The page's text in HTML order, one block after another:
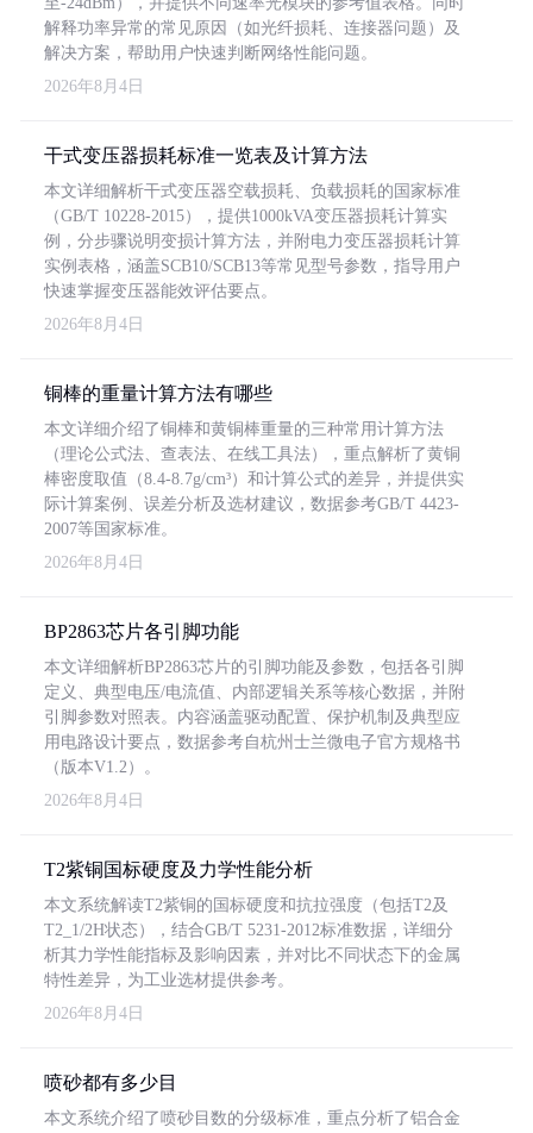
解释功率异常的常见原因（如光纤损耗、连接器问题）及
解决方案，帮助用户快速判断网络性能问题。
2026年8月4日
干式变压器损耗标准一览表及计算方法
本文详细解析干式变压器空载损耗、负载损耗的国家标准
（GB/T 10228-2015），提供1000kVA变压器损耗计算实
例，分步骤说明变损计算方法，并附电力变压器损耗计算
实例表格，涵盖SCB10/SCB13等常见型号参数，指导用户
快速掌握变压器能效评估要点。
2026年8月4日
铜棒的重量计算方法有哪些
本文详细介绍了铜棒和黄铜棒重量的三种常用计算方法
（理论公式法、查表法、在线工具法），重点解析了黄铜
棒密度取值（8.4-8.7g/cm³）和计算公式的差异，并提供实
际计算案例、误差分析及选材建议，数据参考GB/T 4423-
2007等国家标准。
2026年8月4日
BP2863芯片各引脚功能
本文详细解析BP2863芯片的引脚功能及参数，包括各引脚
定义、典型电压/电流值、内部逻辑关系等核心数据，并附
引脚参数对照表。内容涵盖驱动配置、保护机制及典型应
用电路设计要点，数据参考自杭州士兰微电子官方规格书
（版本V1.2）。
2026年8月4日
T2紫铜国标硬度及力学性能分析
本文系统解读T2紫铜的国标硬度和抗拉强度（包括T2及
T2_1/2H状态），结合GB/T 5231-2012标准数据，详细分
析其力学性能指标及影响因素，并对比不同状态下的金属
特性差异，为工业选材提供参考。
2026年8月4日
喷砂都有多少目
本文系统介绍了喷砂目数的分级标准，重点分析了铝合金